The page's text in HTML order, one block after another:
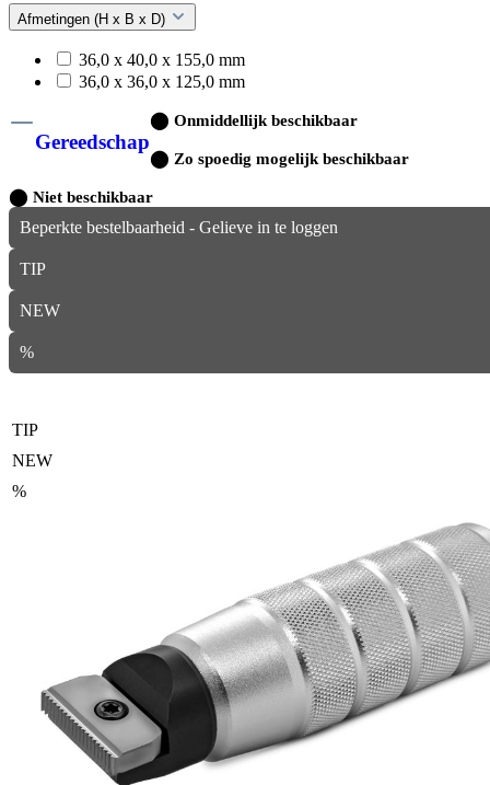
Afmetingen (H x B x D)
36,0 x 40,0 x 155,0 mm
36,0 x 36,0 x 125,0 mm
Gereedschap
⬤ Onmiddellijk beschikbaar
⬤ Zo spoedig mogelijk beschikbaar
⬤ Niet beschikbaar
Beperkte bestelbaarheid - Gelieve in te loggen
TIP
NEW
%
TIP
NEW
%